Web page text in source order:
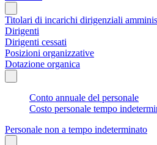
Titolari di incarichi dirigenziali
Dirigenti
Dirigenti cessati
Posizioni organizzative
Dotazione organica
Conto annuale del personale
Costo personale tempo
Personale non a tempo indeterminato